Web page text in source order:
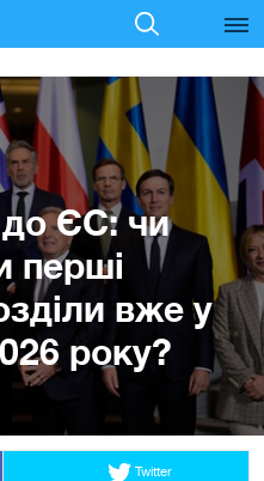
до ЄС: чи
перші
вже у
року?
Twitter